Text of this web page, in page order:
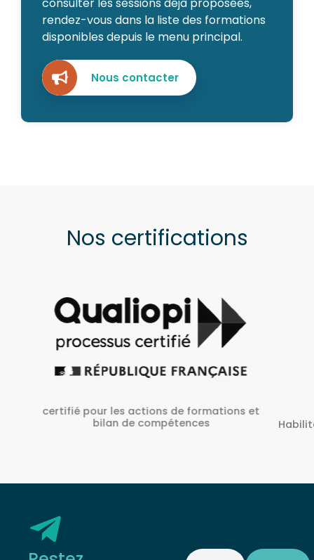
consulter les sessions déjà proposées,
rendez-vous dans la liste des formations
disponibles depuis le menu principal.
Nous contacter
Nos certifications
Habilité Inrs sous Le N° H38827/2022/SST-